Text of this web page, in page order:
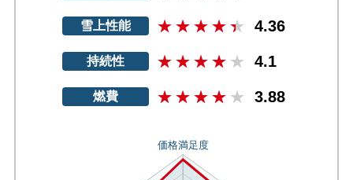
雪上性能 4.36
持続性 4.1
燃費 3.88